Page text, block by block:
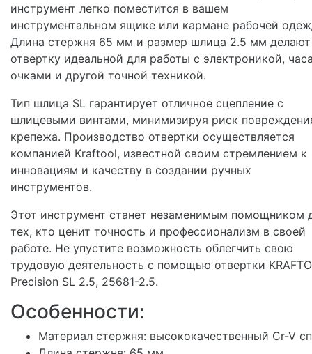
инструмент легко поместится в вашем
инструментальном ящике или кармане рабочей
Длина стержня 65 мм и размер шлица 2.5 мм делают
отвертку идеальной для работы с электроникой,
очками и другой точной техникой.
Тип шлица SL гарантирует отличное сцепление с
шлицевыми винтами, минимизируя риск
крепежа. Производство отвертки осуществляется
компанией Kraftool, известной своим стремлением к
инновациям и качеству в создании ручных
инструментов.
Этот инструмент станет незаменимым помощником
тех, кто ценит точность и профессионализм в своей
работе. Не упустите возможность облегчить свою
трудовую деятельность с помощью отвертки
Precision SL 2.5, 25681-2.5.
Особенности:
Материал стержня: высококачественный Cr-V